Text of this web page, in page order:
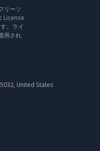
リーソ
License
。ライ
用され
United States